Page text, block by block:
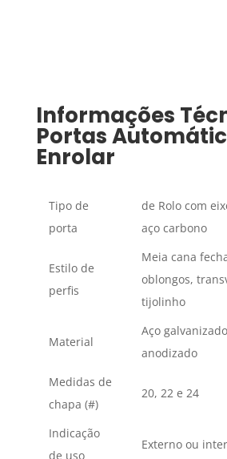
Informações
Portas
Enrolar
Tipo de
porta
de Rolo com
aço carbono
Estilo de
perfis
Meia cana
oblongos,
tijolinho
Material
Aço
anodizado
Medidas de
chapa (#)
20, 22 e 24
Indicação
de uso
Externo ou